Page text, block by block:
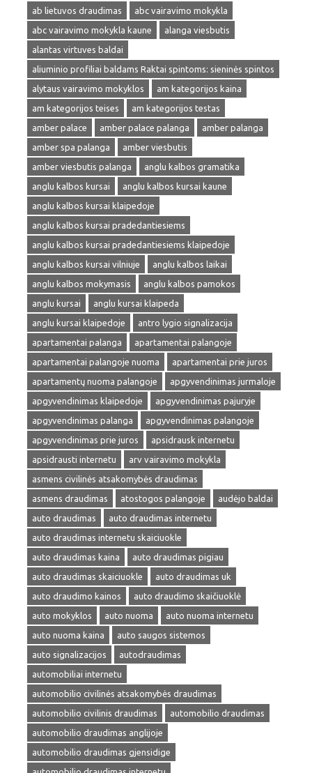
ab lietuvos draudimas
abc vairavimo mokykla
abc vairavimo mokykla kaune
alanga viesbutis
alantas virtuves baldai
aliuminio profiliai baldams Raktai spintoms: sieninės spintos
alytaus vairavimo mokyklos
am kategorijos kaina
am kategorijos teises
am kategorijos testas
amber palace
amber palace palanga
amber palanga
amber spa palanga
amber viesbutis
amber viesbutis palanga
anglu kalbos gramatika
anglu kalbos kursai
anglu kalbos kursai kaune
anglu kalbos kursai klaipedoje
anglu kalbos kursai pradedantiesiems
anglu kalbos kursai pradedantiesiems klaipedoje
anglu kalbos kursai vilniuje
anglu kalbos laikai
anglu kalbos mokymasis
anglu kalbos pamokos
anglu kursai
anglu kursai klaipeda
anglu kursai klaipedoje
antro lygio signalizacija
apartamentai palanga
apartamentai palangoje
apartamentai palangoje nuoma
apartamentai prie juros
apartamentų nuoma palangoje
apgyvendinimas jurmaloje
apgyvendinimas klaipedoje
apgyvendinimas pajuryje
apgyvendinimas palanga
apgyvendinimas palangoje
apgyvendinimas prie juros
apsidrausk internetu
apsidrausti internetu
arv vairavimo mokykla
asmens civilinės atsakomybės draudimas
asmens draudimas
atostogos palangoje
audėjo baldai
auto draudimas
auto draudimas internetu
auto draudimas internetu skaiciuokle
auto draudimas kaina
auto draudimas pigiau
auto draudimas skaiciuokle
auto draudimas uk
auto draudimo kainos
auto draudimo skaičiuoklė
auto mokyklos
auto nuoma
auto nuoma internetu
auto nuoma kaina
auto saugos sistemos
auto signalizacijos
autodraudimas
automobiliai internetu
automobilio civilinės atsakomybės draudimas
automobilio civilinis draudimas
automobilio draudimas
automobilio draudimas anglijoje
automobilio draudimas gjensidige